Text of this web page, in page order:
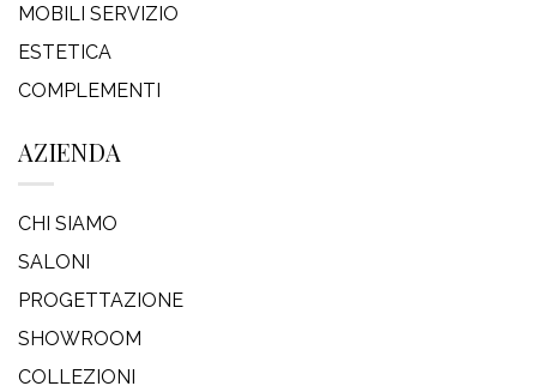
MOBILI SERVIZIO
ESTETICA
COMPLEMENTI
AZIENDA
CHI SIAMO
SALONI
PROGETTAZIONE
SHOWROOM
COLLEZIONI